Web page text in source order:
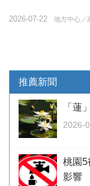
地方中心／
2026-07-22
推薦新聞
「蓮
2026-
桃園
影響